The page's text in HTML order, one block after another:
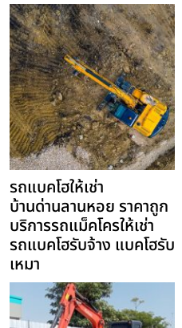
รถแบคโฮให้เช่า
บ้านด่านลานหอย ราคาถูก
บริการรถแม็คโครให้เช่า
รถแบคโฮรับจ้าง แบคโฮรับ
เหมา